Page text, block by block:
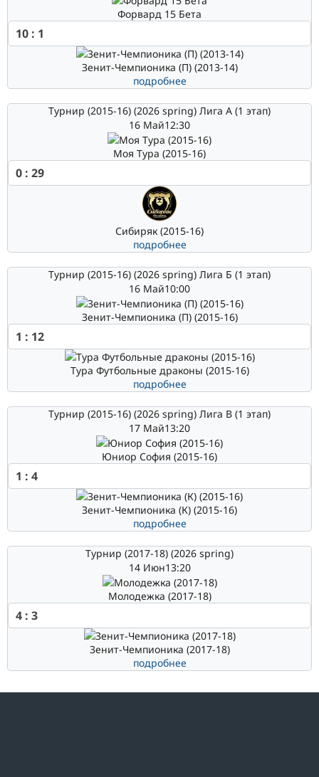
Форвард 15 Бета
10 : 1
Зенит-Чемпионика (П) (2013-14)
подробнее
Турнир (2015-16) (2026 spring) Лига А (1 этап)
16 Май12:30
Моя Тура (2015-16)
0 : 29
Сибиряк (2015-16)
подробнее
Турнир (2015-16) (2026 spring) Лига Б (1 этап)
16 Май10:00
Зенит-Чемпионика (П) (2015-16)
1 : 12
Тура Футбольные драконы (2015-16)
подробнее
Турнир (2015-16) (2026 spring) Лига В (1 этап)
17 Май13:20
Юниор София (2015-16)
1 : 4
Зенит-Чемпионика (К) (2015-16)
подробнее
Турнир (2017-18) (2026 spring)
14 Июн13:20
Молодежка (2017-18)
4 : 3
Зенит-Чемпионика (2017-18)
подробнее